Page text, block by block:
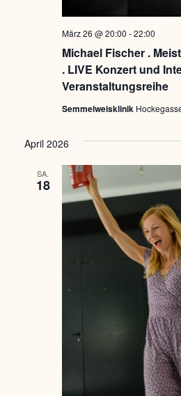
Michael Fischer .
. LIVE Konzert und
Veranstaltungsreihe
März 26 @ 20:00 -22:00
Semmelweisklinik
April 2026
SA.
18